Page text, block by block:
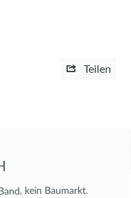
Teilen
kein Baumarkt.